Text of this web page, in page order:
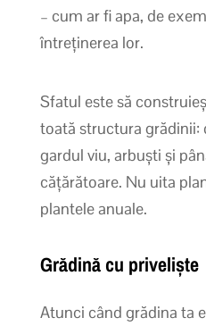
– cum ar fi apa, de
întreținerea lor.
Sfatul este să
toată structura grădinii:
gardul viu, arbuști și
cățărătoare. Nu uita
plantele anuale.
Grădină cu priveliște
Atunci când grădina ta